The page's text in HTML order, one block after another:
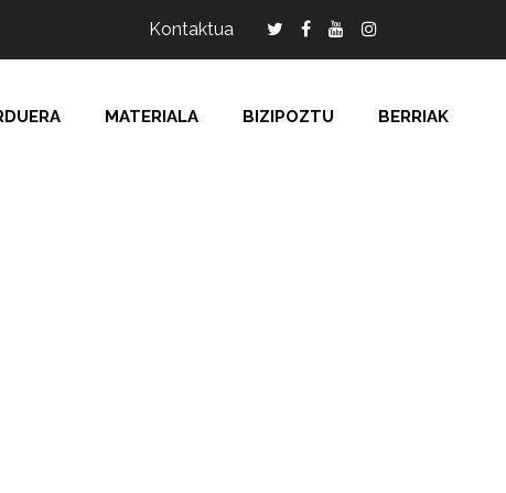
Kontaktua
MATERIALA BIZIPOZTU BERRIAK